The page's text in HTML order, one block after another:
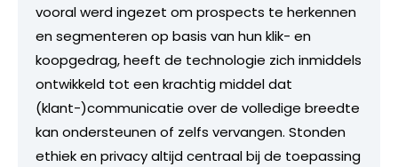
vooral werd ingezet om prospects te herkennen
en segmenteren op basis van hun klik- en
koopgedrag, heeft de technologie zich inmiddels
ontwikkeld tot een krachtig middel dat
(klant-)communicatie over de volledige breedte
kan ondersteunen of zelfs vervangen. Stonden
ethiek en privacy altijd centraal bij de toepassing